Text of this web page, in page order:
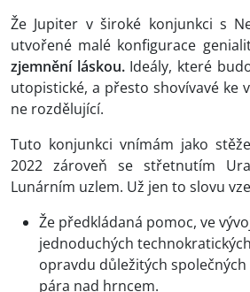
Že Jupiter v široké konjunkci s
utvořené malé konfigurace
zjemnění láskou.Ideály, které
utopistické, a přesto shovívavé ke
ne rozdělující.
Tuto konjunkci vnímám jako
2022 zároveň se střetnutím
Lunárním uzlem. Už jen to slovu
Že předkládaná pomoc, ve
jednoduchých
opravdu důležitých
pára nad hrncem.